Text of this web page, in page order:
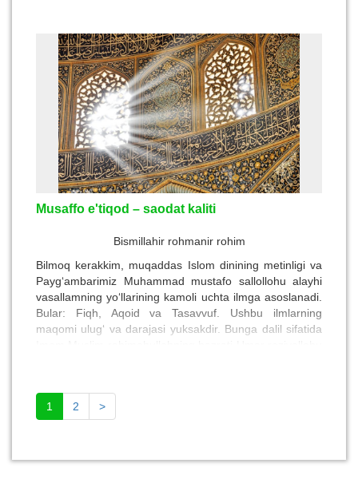
Musaffo e'tiqod – saodat kaliti
Bismillahir rohmanir rohim
Bilmoq kerakkim, muqaddas Islom dinining metinligi va
Payg‘ambarimiz Muhammad mustafo sallollohu alayhi
vasallamning yo‘llarining kamoli uchta ilmga asoslanadi.
Bular: Fiqh, Aqoid va Tasavvuf. Ushbu ilmlarning
maqomi ulug‘ va darajasi yuksakdir. Bunga dalil sifatida
1 2 >